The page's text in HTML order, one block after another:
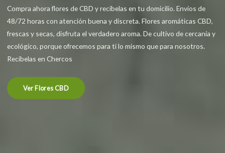
Compra ahora flores de CBD y recíbelas en tu domicilio. Envíos de
48/72 horas con atención buena y discreta. Flores aromáticas CBD,
frescas y secas, disfruta el verdadero aroma. De cultivo de cercanía y
ecológico, porque ofrecemos para ti lo mismo que para nosotros.
Recíbelas en Chercos
Ver Flores CBD